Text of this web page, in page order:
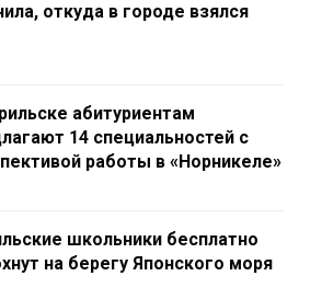
откуда в городе взялся
абитуриентам
14 специальностей с
работы в «Норникеле»
школьники бесплатно
на берегу Японского моря